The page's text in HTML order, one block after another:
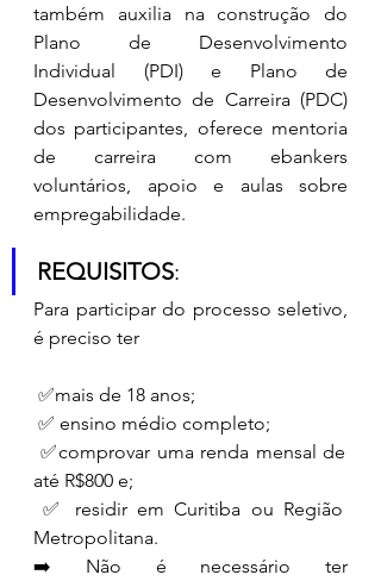
também auxilia na construção do
Plano de Desenvolvimento
Individual (PDI) e Plano de
Desenvolvimento de Carreira (PDC)
dos participantes, oferece mentoria
de carreira com ebankers
voluntários, apoio e aulas sobre
empregabilidade.
REQUISITOS:
Para participar do processo seletivo,
é preciso ter
✅mais de 18 anos;
✅ ensino médio completo;
até R$800 e;
✅ residir em Curitiba ou Região
Metropolitana.
➡️ Não é necessário ter